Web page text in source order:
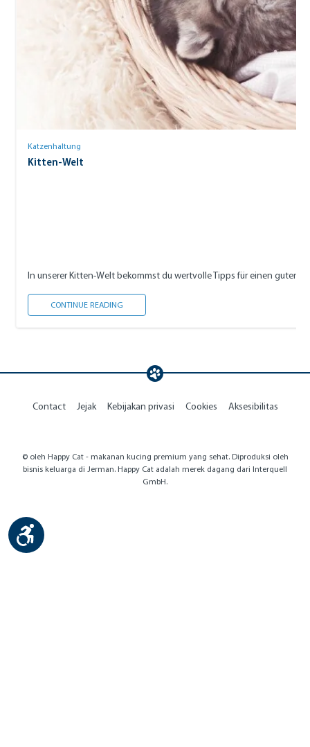
Katzenhaltung
Kitten-Welt
In unserer Kitten-Welt bekommst du wertvolle Tipps für einen guten
CONTINUE READING
Contact Jejak Kebijakan privasi Cookies Aksesibilitas
© oleh Happy Cat - makanan kucing premium yang sehat. Diproduksi oleh
bisnis keluarga di Jerman. Happy Cat adalah merek dagang dari Interquell
GmbH.
Show toolbar